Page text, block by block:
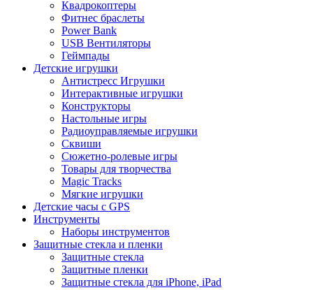
Квадрокоптеры
Фитнес браслеты
Power Bank
USB Вентиляторы
Геймпады
Детские игрушки
Антистресс Игрушки
Интерактивные игрушки
Конструкторы
Настольные игры
Радиоуправляемые игрушки
Сквиши
Сюжетно-ролевые игры
Товары для творчества
Magic Tracks
Мягкие игрушки
Детские часы с GPS
Инструменты
Наборы инструментов
Защитные стекла и пленки
Защитные стекла
Защитные пленки
Защитные стекла для iPhone, iPad